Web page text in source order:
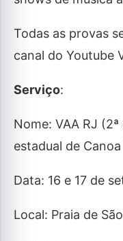
Todas as provas
canal do Youtube
Serviço:
Nome: VAA RJ
estadual de
Data: 16 e 17 de
Local: Praia de